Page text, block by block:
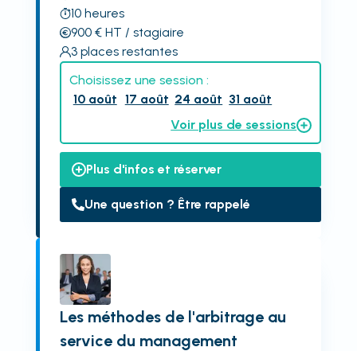
10 heures
900€ HT / stagiaire
3 places restantes
Choisissez une session :
10 août 17 août 24 août 31 août
Voir plus de sessions
Plus d'infos et réserver
Une question ? Être rappelé
Les méthodes de l'arbitrage au
service du management